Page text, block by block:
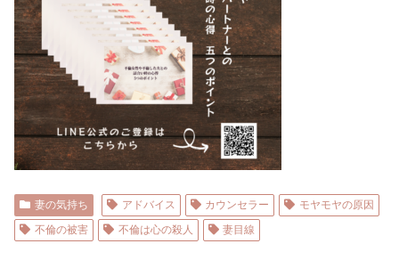
妻の気持ち アドバイス カウンセラー
モヤモヤの原因
不倫の被害
不倫は心の殺人 妻目線